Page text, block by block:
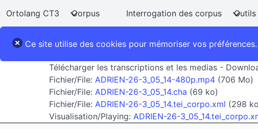
Ortolang CT3 Corpus Interrogation des corpus Outils
Ce site utilise des cookies pour mémoriser vos
Télécharger les transcriptions et les medias -
Fichier/File: ADRIEN-26-3_05_14-480p.mp4 (706 Mo)
Fichier/File: ADRIEN-26-3_05_14.cha (69 ko)
Fichier/File: ADRIEN-26-3_05_14.tei_corpo.xml (298
Visualisation/Playing: ADRIEN-26-